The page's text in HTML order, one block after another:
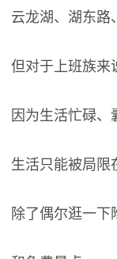
云龙湖、湖东路
但对于上班族来
因为生活忙碌、
生活只能被局限
除了偶尔逛一下